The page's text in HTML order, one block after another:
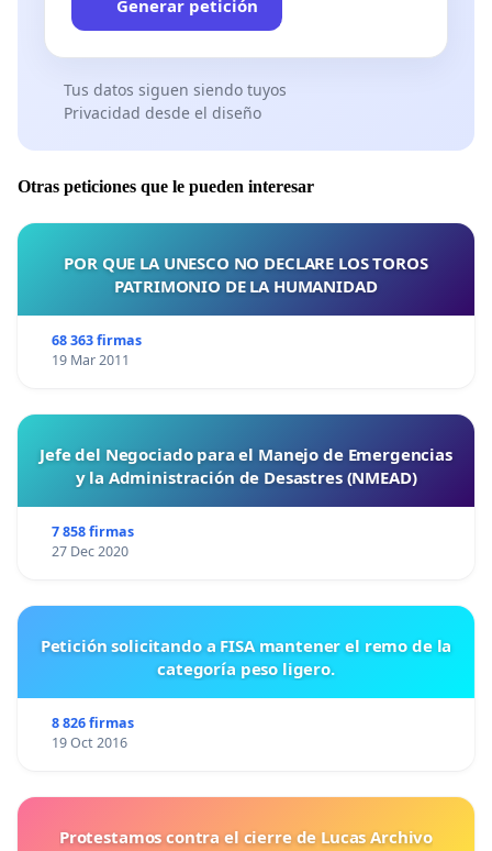
Generar petición
Tus datos siguen siendo tuyos
Privacidad desde el diseño
Otras peticiones que le pueden interesar
POR QUE LA UNESCO NO DECLARE LOS TOROS
PATRIMONIO DE LA HUMANIDAD
68 363 firmas
19 Mar 2011
Jefe del Negociado para el Manejo de Emergencias
y la Administración de Desastres (NMEAD)
7 858 firmas
27 Dec 2020
Petición solicitando a FISA mantener el remo de la
categoría peso ligero.
8 826 firmas
19 Oct 2016
Protestamos contra el cierre de Lucas Archivo